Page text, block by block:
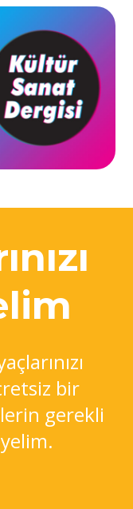
bir
gerekli